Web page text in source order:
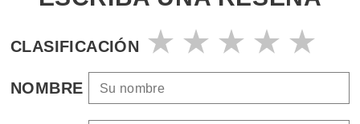
CLASIFICACIÓN
NOMBRE